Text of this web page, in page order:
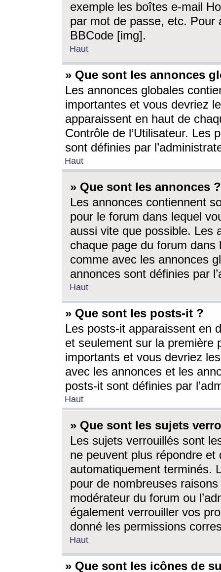
exemple les boîtes e-mail
par mot de passe, etc. Pour
BBCode [img].
Haut
» Que sont les annonces
Les annonces globales
importantes et vous devriez
apparaissent en haut de
Contrôle de l’Utilisateur. Les
sont définies par
Haut
» Que sont les annonces ?
Les annonces contiennent
pour le forum dans lequel
aussi vite que possible. Les
chaque page du forum dans
comme avec les annonces
annonces sont définies par
Haut
» Que sont les posts-it ?
Les posts-it apparaissent en
et seulement sur la première
importants et vous devriez
avec les annonces et les
posts-it sont définies par
Haut
» Que sont les sujets
Les sujets verrouillés sont
ne peuvent plus répondre
automatiquement terminés.
pour de nombreuses
modérateur du forum ou
également verrouiller vos
donné les permissions
Haut
» Que sont les icônes de